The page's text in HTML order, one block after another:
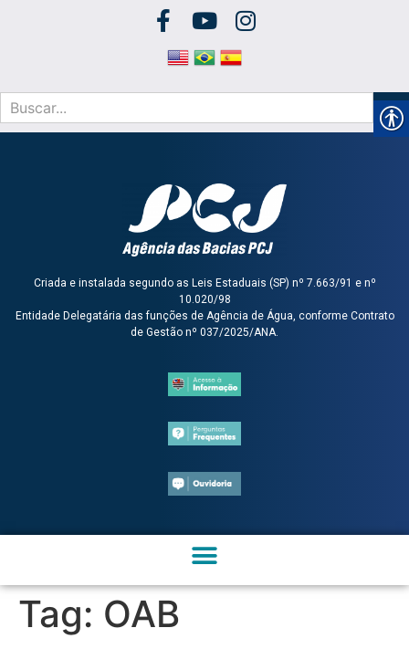
Criada e instalada segundo as Leis Estaduais (SP) nº 7.663/91 e nº
10.020/98
Entidade Delegatária das funções de Agência de Água, conforme Contrato
de Gestão nº 037/2025/ANA.
Tag: OAB